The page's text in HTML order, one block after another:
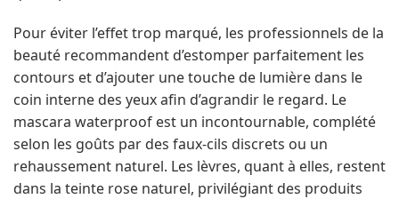
Pour éviter l’effet trop marqué, les professionnels de la
beauté recommandent d’estomper parfaitement les
contours et d’ajouter une touche de lumière dans le
coin interne des yeux afin d’agrandir le regard. Le
mascara waterproof est un incontournable, complété
selon les goûts par des faux-cils discrets ou un
rehaussement naturel. Les lèvres, quant à elles, restent
dans la teinte rose naturel, privilégiant des produits